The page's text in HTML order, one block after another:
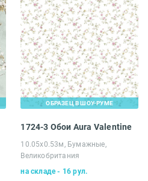
ОБРАЗЕЦ В ШОУ-РУМЕ
1724-3 Обои Aura Valentine
10.05х0.53м, Бумажные,
Великобритания
на складе - 16 рул.